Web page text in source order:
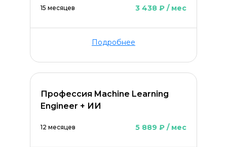
15 месяцев 3 438 ₽ / мес
Подробнее
Профессия Machine Learning
Engineer + ИИ
12 месяцев 5 889 ₽ / мес